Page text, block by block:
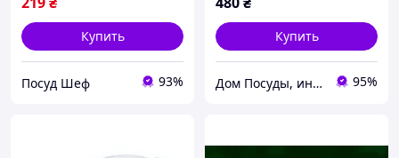
Купить
Посуд Шеф 93%
Купить
Дом Посуды, интернет-магазин посуды и товаров для кухни 95%